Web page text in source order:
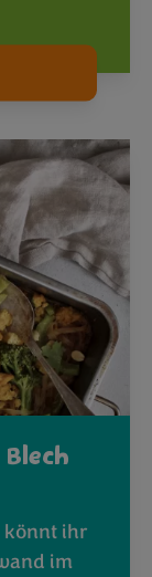
könnt ihr
im